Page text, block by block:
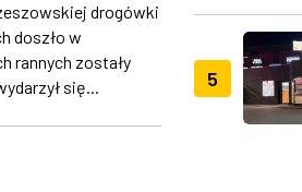
drogówki
doszło w
rannych zostały
się...
5